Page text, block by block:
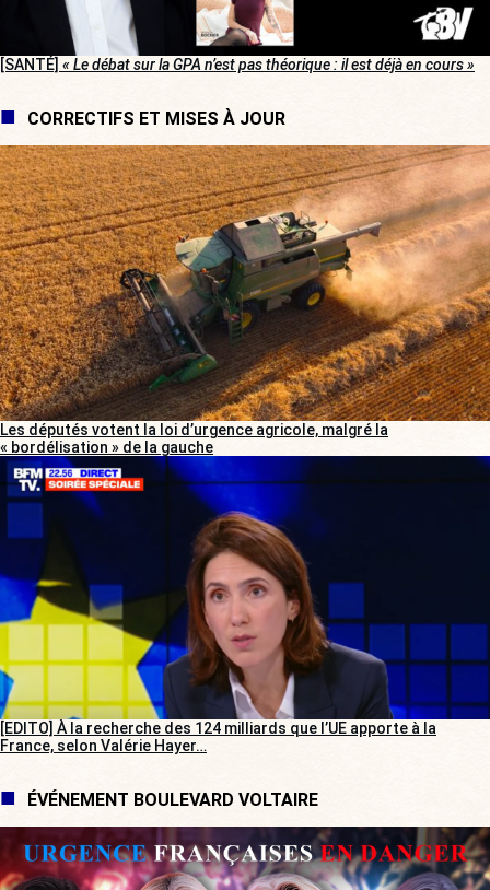
[SANTÉ] « Le débat sur la GPA n’est pas théorique : il est déjà en cours »
CORRECTIFS ET MISES À JOUR
Les députés votent la loi d’urgence agricole, malgré la
« bordélisation » de la gauche
[EDITO] À la recherche des 124 milliards que l’UE apporte à la
France, selon Valérie Hayer…
ÉVÉNEMENT BOULEVARD VOLTAIRE